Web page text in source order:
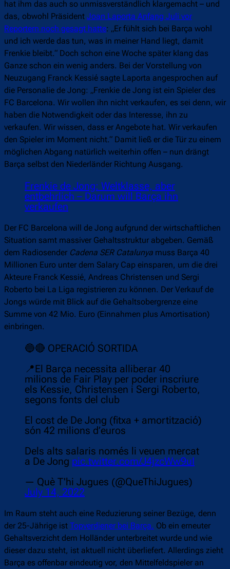
hat ihm das auch so unmissverständlich klargemacht – und
das, obwohl Präsident Joan Laporta Anfang Juli vor
Reportern noch gesagt hatte: „Er fühlt sich bei Barça wohl
und ich werde das tun, was in meiner Hand liegt, damit
Frenkie bleibt.“ Doch schon eine Woche später klang das
Ganze schon ein wenig anders. Bei der Vorstellung von
Neuzugang Franck Kessié sagte Laporta angesprochen auf
die Personalie de Jong: „Frenkie de Jong ist ein Spieler des
FC Barcelona. Wir wollen ihn nicht verkaufen, es sei denn, wir
haben die Notwendigkeit oder das Interesse, ihn zu
verkaufen. Wir wissen, dass er Angebote hat. Wir verkaufen
den Spieler im Moment nicht.“ Damit ließ er die Tür zu einem
möglichen Abgang natürlich weiterhin offen – nun drängt
Barça selbst den Niederländer Richtung Ausgang.
Frenkie de Jong: Weltklasse, aber
entbehrlich – Darum will Barça ihn
verkaufen
Der FC Barcelona will de Jong aufgrund der wirtschaftlichen
Situation samt massiver Gehaltsstruktur abgeben. Gemäß
dem Radiosender Cadena SER Catalunya muss Barça 40
Millionen Euro unter dem Salary Cap einsparen, um die drei
Akteure Franck Kessié, Andreas Christensen und Sergi
Roberto bei La Liga registrieren zu können. Der Verkauf de
Jongs würde mit Blick auf die Gehaltsobergrenze eine
Summe von 42 Mio. Euro (Einnahmen plus Amortisation)
einbringen.
🔵🔴 OPERACIÓ SORTIDA
📍El Barça necessita alliberar 40
milions de Fair Play per poder inscriure
els Kessie, Christensen i Sergi Roberto,
segons fonts del club
El cost de De Jong (fitxa + amortització)
són 42 milions d’euros
Dels alts salaris només li veuen mercat
a De Jong pic.twitter.com/J4jzcWw9uI
— Què T'hi Jugues (@QueThiJugues)
July 14, 2022
Im Raum steht auch eine Reduzierung seiner Bezüge, denn
der 25-Jährige ist Topverdiener bei Barça. Ob ein erneuter
Gehaltsverzicht dem Holländer unterbreitet wurde und wie
dieser dazu steht, ist aktuell nicht überliefert. Allerdings zieht
Barça es offenbar eindeutig vor, den Mittelfeldspieler an